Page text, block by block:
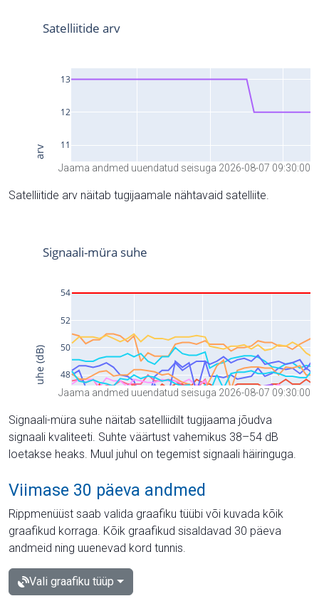
Jaama andmed uuendatud seisuga 2026-08-07 09:30:00
Satelliitide arv näitab tugijaamale nähtavaid satelliite.
Jaama andmed uuendatud seisuga 2026-08-07 09:30:00
Signaali-müra suhe näitab satelliidilt tugijaama jõudva
signaali kvaliteeti. Suhte väärtust vahemikus 38–54 dB
loetakse heaks. Muul juhul on tegemist signaali häiringuga.
Viimase 30 päeva andmed
Rippmenüüst saab valida graafiku tüübi või kuvada kõik
graafikud korraga. Kõik graafikud sisaldavad 30 päeva
andmeid ning uuenevad kord tunnis.
Vali graafiku tüüp